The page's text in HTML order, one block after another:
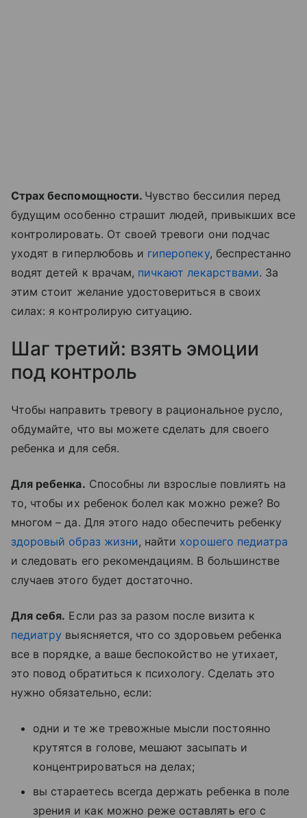
Страх беспомощности. Чувство бессилия перед
будущим особенно страшит людей, привыкших все
контролировать. От своей тревоги они подчас
уходят в гиперлюбовь и гиперопеку, беспрестанно
водят детей к врачам, пичкают лекарствами. За
этим стоит желание удостовериться в своих
силах: я контролирую ситуацию.
Шаг третий: взять эмоции
под контроль
Чтобы направить тревогу в рациональное русло,
обдумайте, что вы можете сделать для своего
ребенка и для себя.
Для ребенка. Способны ли взрослые повлиять на
то, чтобы их ребенок болел как можно реже? Во
многом – да. Для этого надо обеспечить ребенку
здоровый образ жизни, найти хорошего педиатра
и следовать его рекомендациям. В большинстве
случаев этого будет достаточно.
Для себя. Если раз за разом после визита к
педиатру выясняется, что со здоровьем ребенка
все в порядке, а ваше беспокойство не утихает,
это повод обратиться к психологу. Сделать это
нужно обязательно, если:
одни и те же тревожные мысли постоянно
крутятся в голове, мешают засыпать и
концентрироваться на делах;
вы стараетесь всегда держать ребенка в поле
зрения и как можно реже оставлять его с